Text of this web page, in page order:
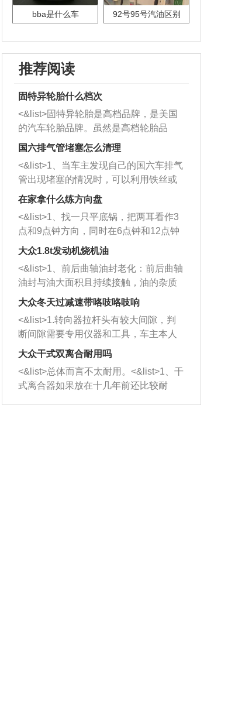
bba是什么车 92号95号汽油区别
推荐阅读
固特异轮胎什么档次
<&list>固特异轮胎是高档品牌，是美国
的汽车轮胎品牌。虽然是高档轮胎品
牌，但是中高低端的轮胎都有生产，这
也是为了更好的开拓市场。
国六排气管堵塞怎么清理
<&list>1、当车主发现自己的国六车排气
管出现堵塞的情况时，可以利用铁丝或
者是细棍，直接将杂物给取出来，如果
堵塞情况比较严重，也可以采取应急措
施。 <&list>2、直接利用木棍将所有的
杂物推到排气管里面的位置处，然后将
三元催化器拆解开，就可以将堵塞的东
西取出来。但如果是因为积碳过多引起
的堵塞，就需要将三元催化器泡在草酸
洗剂对堵塞的情况得到解决，将清洗剂
放在燃油箱中，与燃油混合后，车辆启
动时，就可以和汽油一起进入到燃烧
室，最后形成废气排出，就可以让三元
催化器得到清洗，排气管堵塞的情况就
能够得到解决。
在家拿什么练方向盘
<&list>1、找一只平底锅，把两耳看作3
点和9点钟方向，同时在6点钟和12点钟
方向做一个标记。 <&list>2、双手握住
一圈半的练习，往右同样也要打相同的
圈数。 <&list>3、最后强调要反复练
习，这样就可以形成肌肉记忆，在真实
驾驶车辆时，不需要记忆也能打好方
向。
大众1.8t发动机烧机油
<&list>1、前后曲轴油封老化：前后曲轴
油封与油大面积且持续接触，油的杂质
和发动机内持续温度变化使其密封效果
逐渐减弱，导致渗油或漏油。<&list>2、
活塞间隙过大：积碳会使活塞环与缸体
的间隙扩大，导致机油流入燃烧室中，
造成烧机油。<&list>3、机油粘度。使用
机油粘度过小的话，同样会有烧机油现
象，机油粘度过小具有很好的流动性，
大众冬天过减速带咯吱咯吱响
<&list>1.转向器拉杆头有较大间隙，判
断间隙需要专用仪器和工具，车主本人
无法制作，需要将车辆送到修理厂或4s
店；<&list>2.车辆半轴套管防尘罩破
裂，破裂后会出现漏油现象，使半轴磨
损严重，磨损的半轴容易损坏，产生异
响；<&list>3.稳定器的转向胶套和球头
大众干式双离合耐用吗
<&list>总体而言不太耐用。<&list>1、干
式离合器如果放在十几年前还比较耐